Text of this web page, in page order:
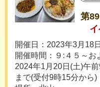
第
開催日：2023年3月18日
開催時間：９:４５～お
2024年1月20日(土)午
まで(受付9時15分から)